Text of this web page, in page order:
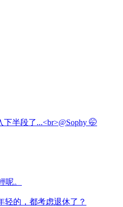
下半段了...<br>@Sophy 🤭
呢。
轻的，都考虑退休了？